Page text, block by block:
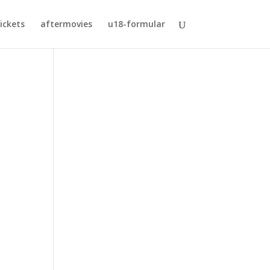
aftermovies u18-formular